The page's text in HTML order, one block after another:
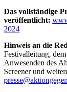
Das vollständige
veröffentlicht:
2024
Hinweis an die
Festivalleitung,
Anwesenden des
Screener und